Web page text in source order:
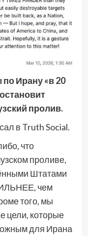
Ирану «в 20
пролив.
в Truth Social.
что
проливе,
Штатами
чем
того, мы
цели, которые
для Ирана